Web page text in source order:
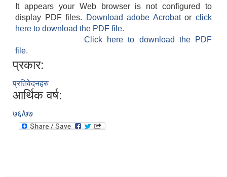
It appears your Web browser is not configured to
display PDF files.
Download adobe Acrobatorclick
here to download the PDF file.
Click here to download the PDF
file.
प्रकार:
प्रतिवेदनहरु
आर्थिक वर्ष:
७६/७७